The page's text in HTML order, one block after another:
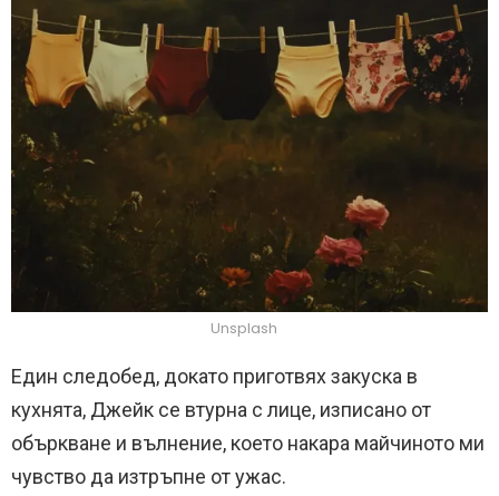
Unsplash
Един следобед, докато приготвях закуска в
кухнята, Джейк се втурна с лице, изписано от
объркване и вълнение, което накара майчиното ми
чувство да изтръпне от ужас.